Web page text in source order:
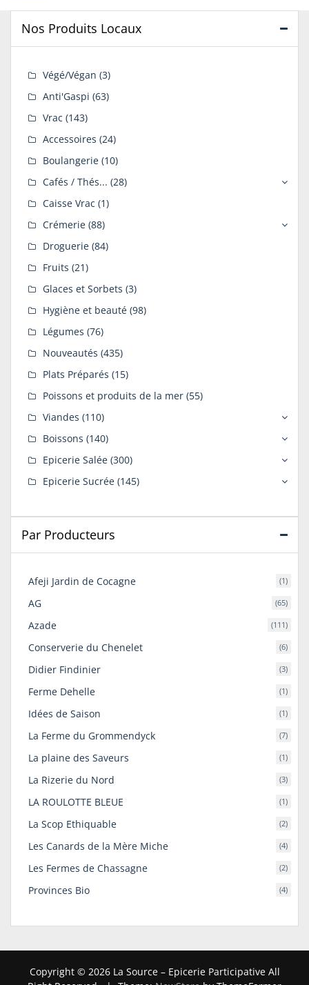
articles
Nos Produits Locaux
Végé/Végan (3)
Anti'Gaspi (63)
Vrac (143)
Accessoires (24)
Boulangerie (10)
Cafés / Thés... (28)
Caisse Vrac (1)
Crémerie (88)
Droguerie (84)
Fruits (21)
Glaces et Sorbets (3)
Hygiène et beauté (98)
Légumes (76)
Nouveautés (435)
Plats Préparés (15)
Poissons et produits de la mer (55)
Viandes (110)
Boissons (140)
Epicerie Salée (300)
Epicerie Sucrée (145)
Par Producteurs
Afeji Jardin de Cocagne (1)
AG (65)
Azade (111)
Conserverie du Chenelet (6)
Didier Findinier (3)
Ferme Dehelle (1)
Idées de Saison (1)
La Ferme du Grommendyck (7)
La plaine des Saveurs (1)
La Rizerie du Nord (3)
LA ROULOTTE BLEUE (1)
La Scop Ethiquable (2)
Les Canards de la Mère Miche (4)
Les Fermes de Chassagne (2)
Provinces Bio (4)
Copyright © 2026 La Source – Epicerie Participative All